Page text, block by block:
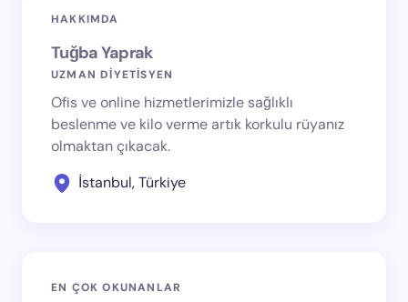
HAKKIMDA
Tuğba Yaprak
UZMAN DİYETİSYEN
Ofis ve online hizmetlerimizle sağlıklı
beslenme ve kilo verme artık korkulu rüyanız
olmaktan çıkacak.
İstanbul, Türkiye
EN ÇOK OKUNANLAR